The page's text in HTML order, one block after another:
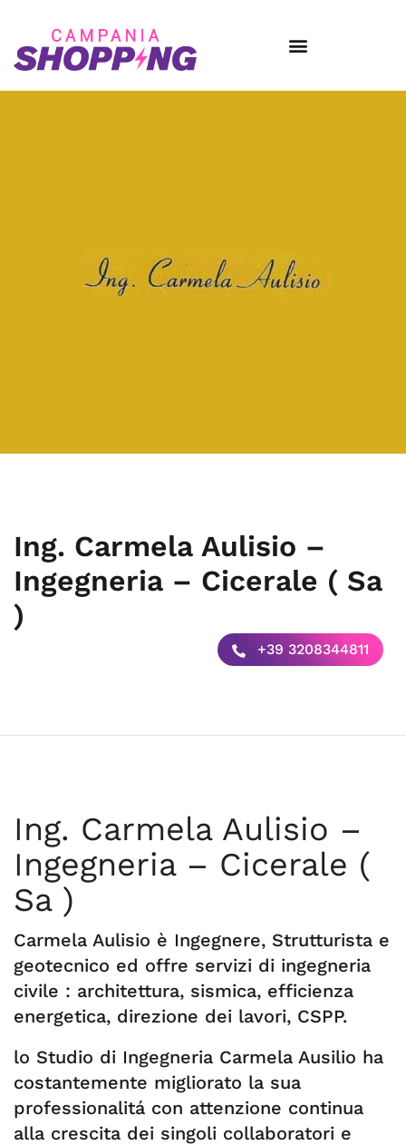
Ing. Carmela Aulisio –
Ingegneria – Cicerale ( Sa
)
+39 3208344811
Ing. Carmela Aulisio –
Ingegneria – Cicerale (
Sa )
Carmela Aulisio è Ingegnere, Strutturista e
geotecnico ed offre servizi di ingegneria
civile : architettura, sismica, efficienza
energetica, direzione dei lavori, CSPP.
lo Studio di Ingegneria Carmela Ausilio ha
costantemente migliorato la sua
professionalitá con attenzione continua
alla crescita dei singoli collaboratori e